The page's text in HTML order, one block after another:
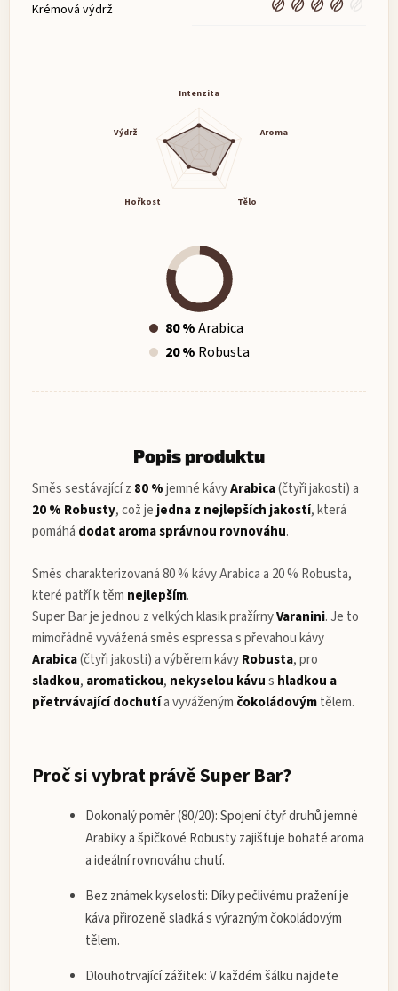
Popis produktu
Směs sestávající z 80 %jemné kávyArabica(čtyři jakosti) a
20 % Robusty, což je jedna z nejlepších jakostí, která
pomáhá dodat aroma správnou rovnováhu.
Směs charakterizovaná 80 % kávy Arabica a 20 % Robusta,
které patří k těm nejlepším.
Super Bar je jednou z velkých klasik pražírnyVaranini. Je to
mimořádně vyvážená směs espressa s převahou kávy
Arabica(čtyři jakosti) a výběrem kávyRobusta, pro
sladkou, aromatickou, nekyselou kávus hladkou a
přetrvávající dochutía vyváženým čokoládovýmtělem.
Proč si vybrat právě Super Bar?
Dokonalý poměr (80/20):Spojení čtyř druhů jemné
Arabiky a špičkové Robusty zajišťuje bohaté aroma
a ideální rovnováhu chutí.
Bez známek kyselosti: Díky pečlivému pražení je
káva přirozeně sladká s výrazným čokoládovým
tělem.
Dlouhotrvající zážitek:V každém šálku najdete
Krémová výdrž
Intenzita
Aroma
Tělo
Hořkost
Výdrž
80 %Arabica
20 % Robusta